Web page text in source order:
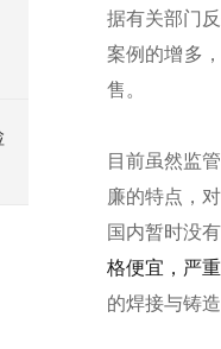
据有关部门
案例的增多
售。
目前虽然监
廉的特点，
国内暂时没
格便宜，严
的焊接与铸